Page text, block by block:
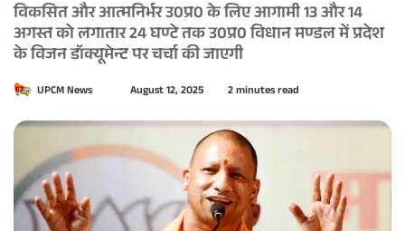
विकसित और आत्मनिर्भर उ0प्र0 के लिए आगामी 13 और 14
अगस्त को लगातार 24 घण्टे तक उ0प्र0 विधान मण्डल में प्रदेश
के विजन डॉक्यूमेन्ट पर चर्चा की जाएगी
UPCM News
d
n
August 12, 2025 2 minutes read